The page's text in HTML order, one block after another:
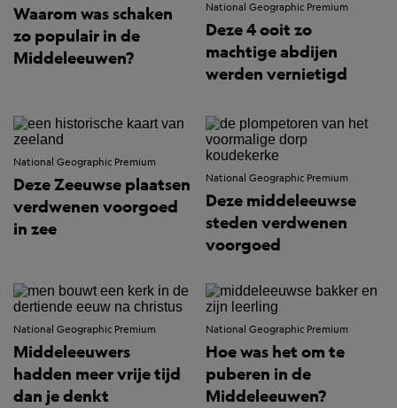
Waarom was schaken
zo populair in de
Middeleeuwen?
National Geographic Premium
Deze 4 ooit zo
machtige abdijen
werden vernietigd
National Geographic Premium
Deze Zeeuwse plaatsen
verdwenen voorgoed
in zee
National Geographic Premium
Deze middeleeuwse
steden verdwenen
voorgoed
National Geographic Premium
Middeleeuwers
hadden meer vrije tijd
dan je denkt
National Geographic Premium
Hoe was het om te
puberen in de
Middeleeuwen?